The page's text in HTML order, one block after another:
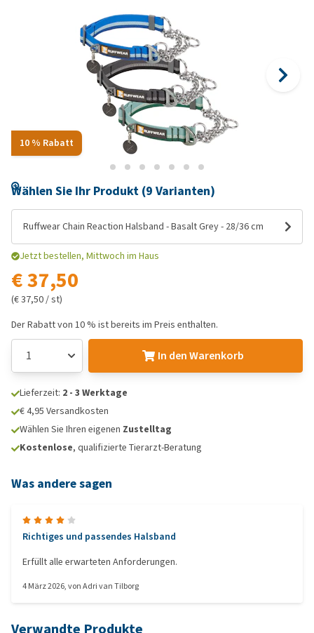
10 % Rabatt
Wählen Sie Ihr Produkt (9 Varianten)
Ruffwear Chain Reaction Halsband - Basalt Grey - 28/36 cm
Jetzt bestellen, Mittwoch im Haus
€ 37,50
(€ 37,50 / st)
Der Rabatt von 10 % ist bereits im Preis enthalten.
In den Warenkorb
Lieferzeit: 2 - 3 Werktage
€ 4,95 Versandkosten
Wählen Sie Ihren eigenen Zustelltag
Kostenlose, qualifizierte Tierarzt-Beratung
Was andere sagen
Richtiges und passendes Halsband
Erfüllt alle erwarteten Anforderungen.
4 März 2026, vonAdri van Tilborg
Verwandte Produkte